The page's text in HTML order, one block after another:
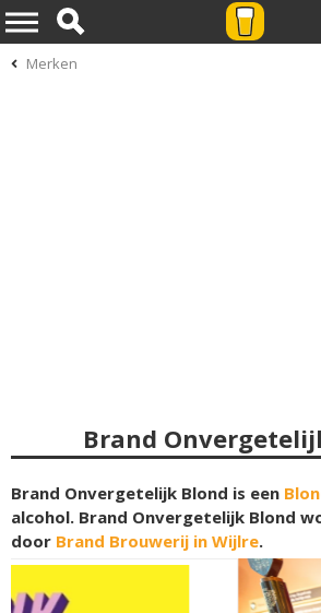
Merken
Brand
Brand Onvergetelijk Blond is een
alcohol. Brand Onvergetelijk Blond
door Brand Brouwerij in Wijlre.